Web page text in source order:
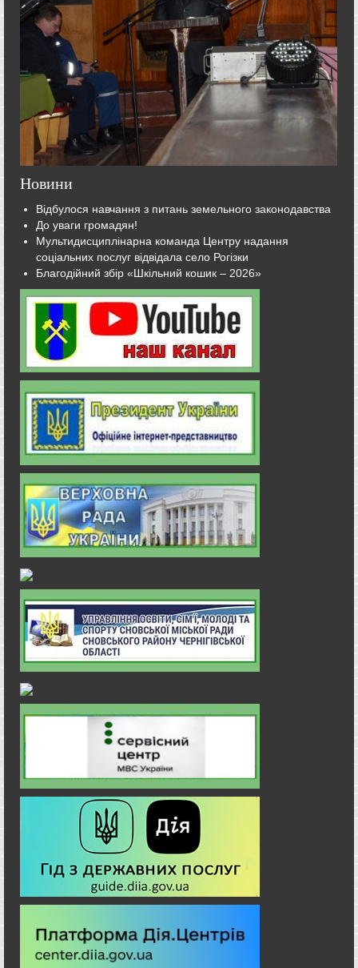
Новини
Відбулося навчання з питань земельного законодавства
До уваги громадян!
Мультидисциплінарна команда Центру надання
соціальних послуг відвідала село Рогізки
Благодійний збір «Шкільний кошик – 2026»